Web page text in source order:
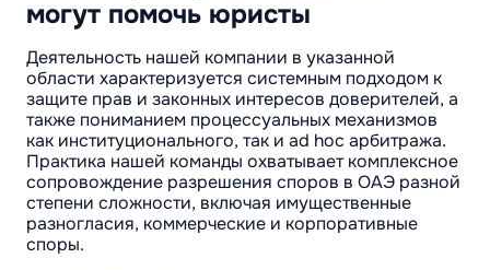
могут помочь юристы
Деятельность нашей компании в указанной
области характеризуется системным подходом к
защите прав и законных интересов доверителей, а
также пониманием процессуальных механизмов
как институционального, так и ad hoc арбитража.
Практика нашей команды охватывает комплексное
сопровождение разрешения споров в ОАЭ разной
степени сложности, включая имущественные
разногласия, коммерческие и корпоративные
споры.